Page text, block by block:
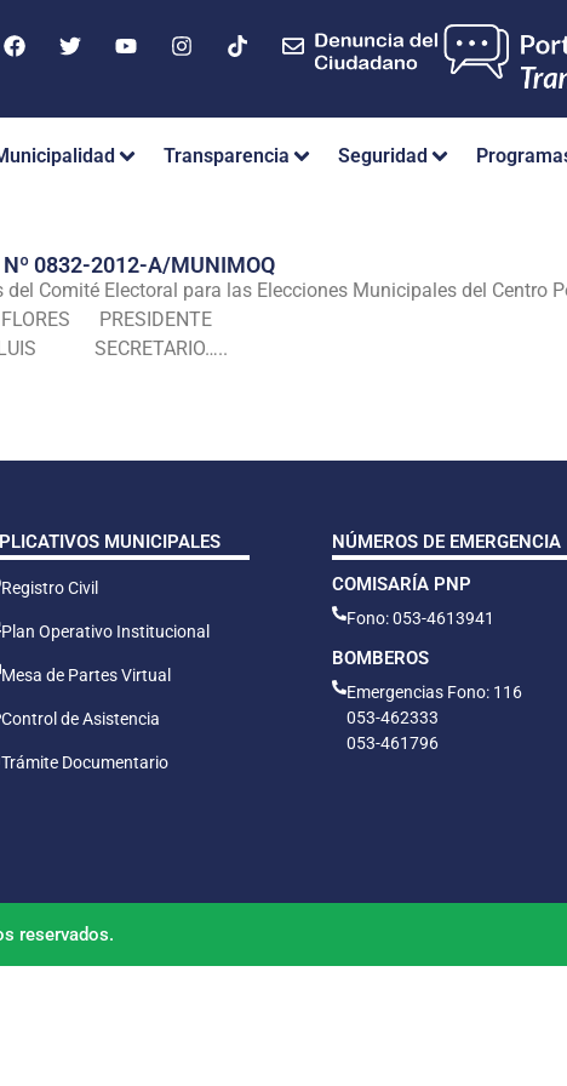
Transparencia Seguridad
0832-2012-A/MUNIMOQ
Comité Electoral para las Elecciones Municipales del Centro
FLORES PRESIDENTE
LUIS SECRETARIO…..
MUNICIPALES
Registro Civil
Plan Operativo Institucional
Mesa de Partes Virtual
Control de Asistencia
Trámite Documentario
NÚMEROS DE EMERGENCIA
COMISARÍA PNP
Fono: 053-4613941
BOMBEROS
Emergencias Fono: 116
053-462333
053-461796
reservados.